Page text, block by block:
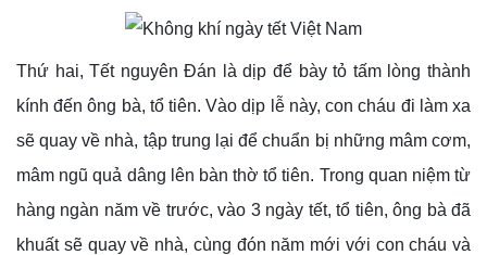
Thứ hai, Tết nguyên Đán là dịp để bày tỏ tấm lòng thành
kính đến ông bà, tổ tiên. Vào dịp lễ này, con cháu đi làm xa
sẽ quay về nhà, tập trung lại để chuẩn bị những mâm cơm,
mâm ngũ quả dâng lên bàn thờ tổ tiên. Trong quan niệm từ
hàng ngàn năm về trước, vào 3 ngày tết, tổ tiên, ông bà đã
khuất sẽ quay về nhà, cùng đón năm mới với con cháu và